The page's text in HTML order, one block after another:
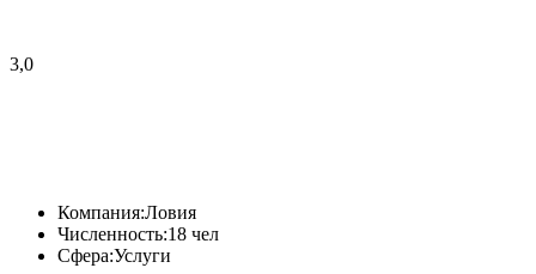
3,0
Компания:Ловия
Численность:18 чел
Сфера:Услуги